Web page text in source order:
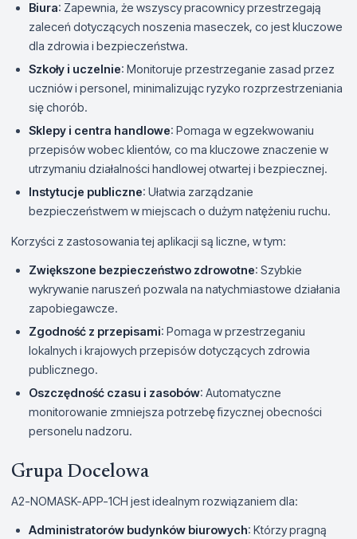
Biura: Zapewnia, że wszyscy pracownicy przestrzegają
zaleceń dotyczących noszenia maseczek, co jest kluczowe
dla zdrowia i bezpieczeństwa.
Szkoły i uczelnie: Monitoruje przestrzeganie zasad przez
uczniów i personel, minimalizując ryzyko rozprzestrzeniania
się chorób.
Sklepy i centra handlowe: Pomaga w egzekwowaniu
przepisów wobec klientów, co ma kluczowe znaczenie w
utrzymaniu działalności handlowej otwartej i bezpiecznej.
Instytucje publiczne: Ułatwia zarządzanie
bezpieczeństwem w miejscach o dużym natężeniu ruchu.
Korzyści z zastosowania tej aplikacji są liczne, w tym:
Zwiększone bezpieczeństwo zdrowotne: Szybkie
wykrywanie naruszeń pozwala na natychmiastowe działania
zapobiegawcze.
Zgodność z przepisami: Pomaga w przestrzeganiu
lokalnych i krajowych przepisów dotyczących zdrowia
publicznego.
Oszczędność czasu i zasobów: Automatyczne
monitorowanie zmniejsza potrzebę fizycznej obecności
personelu nadzoru.
Grupa Docelowa
A2-NOMASK-APP-1CH jest idealnym rozwiązaniem dla:
Administratorów budynków biurowych: Którzy pragną